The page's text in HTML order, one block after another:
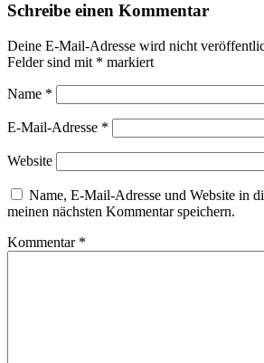
Schreibe einen Kommentar
Deine E-Mail-Adresse wird nicht
Felder sind mit * markiert
Name *
E-Mail-Adresse *
Website
Name, E-Mail-Adresse und Website in
meinen nächsten Kommentar speichern.
Kommentar *